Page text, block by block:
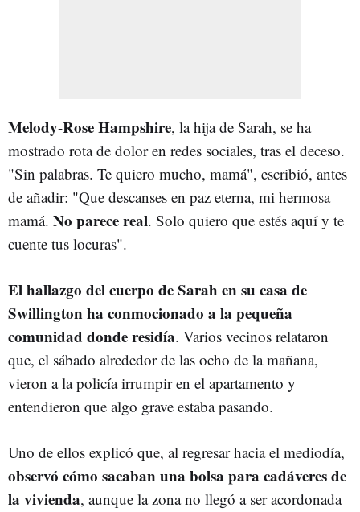
Melody-Rose Hampshire, la hija de Sarah, se ha
mostrado rota de dolor en redes sociales, tras el deceso.
"Sin palabras. Te quiero mucho, mamá", escribió, antes
de añadir: "Que descanses en paz eterna, mi hermosa
mamá. No parece real. Solo quiero que estés aquí y te
cuente tus locuras".
El hallazgo del cuerpo de Sarah en su casa de
Swillington ha conmocionado a la pequeña
comunidad donde residía. Varios vecinos relataron
que, el sábado alrededor de las ocho de la mañana,
vieron a la policía irrumpir en el apartamento y
entendieron que algo grave estaba pasando.
Uno de ellos explicó que, al regresar hacia el mediodía,
observó cómo sacaban una bolsa para cadáveres de
la vivienda, aunque la zona no llegó a ser acordonada